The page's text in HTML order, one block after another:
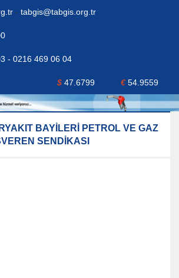
- tabgis@tabgis.org.tr
- 0216 469 06 04
$ 47.6799 €54.9559
BAYİLERİ PETROL VE GAZ
SENDİKASI